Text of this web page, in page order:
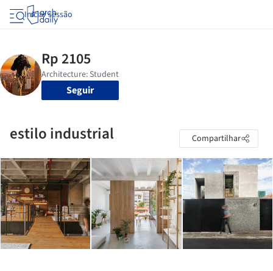
Iniciar sessão
Seguir
estilo industrial Compartilhar